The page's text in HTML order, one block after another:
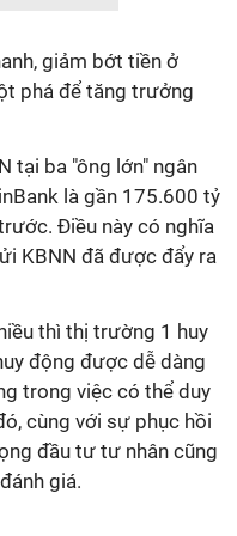
giảm bớt tiền ở
phá để tăng trưởng
tại ba "ông lớn" ngân
là gần 175.600 tỷ
Điều này có nghĩa
KBNN đã được đẩy ra
thì thị trường 1 huy
động được dễ dàng
trong việc có thể duy
cùng với sự phục hồi
đầu tư tư nhân cũng
giá.